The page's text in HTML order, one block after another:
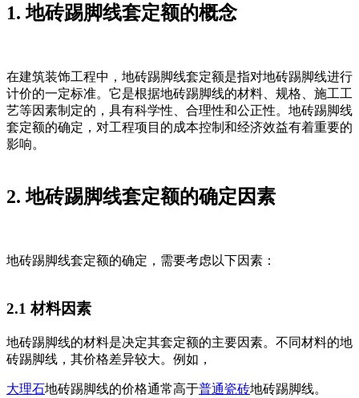
1. 地砖踢脚线套定额的概念
在建筑装饰工程中，地砖踢脚线套定额是指对地砖踢脚线进行
计价的一定标准。它是根据地砖踢脚线的材料、规格、施工工
艺等因素制定的，具有科学性、合理性和公正性。地砖踢脚线
套定额的确定，对工程项目的成本控制和经济效益有着重要的
影响。
2. 地砖踢脚线套定额的确定因素
地砖踢脚线套定额的确定，需要考虑以下因素：
2.1 材料因素
地砖踢脚线的材料是决定其套定额的主要因素。不同材料的地
砖踢脚线，其价格差异较大。例如，
大理石地砖踢脚线的价格通常高于普通瓷砖地砖踢脚线。